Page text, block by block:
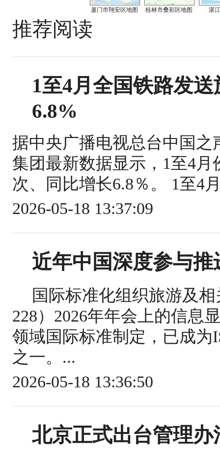
厦门市翔安区地图 桂林市叠彩区地图 湛
推荐阅读
1至4月全国铁路发
6.8%
据中央广播电视总台中国
集团最新数据显示，1至4月
次、同比增长6.8％。 1至4
2026-05-18 13:37:09
近年中国深度参与
国际标准化组织旅游及
228）2026年年会上的信息
领域国际标准制定，已成为
之一。...
2026-05-18 13:36:50
北京正式出台管理